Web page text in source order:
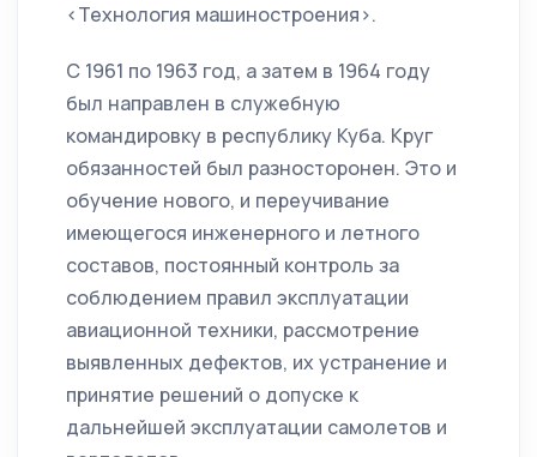
<Технология машиностроения>.
С 1961 по 1963 год, а затем в 1964 году
был направлен в служебную
командировку в республику Куба. Круг
обязанностей был разносторонен. Это и
обучение нового, и переучивание
имеющегося инженерного и летного
составов, постоянный контроль за
соблюдением правил эксплуатации
авиационной техники, рассмотрение
выявленных дефектов, их устранение и
принятие решений о допуске к
дальнейшей эксплуатации самолетов и